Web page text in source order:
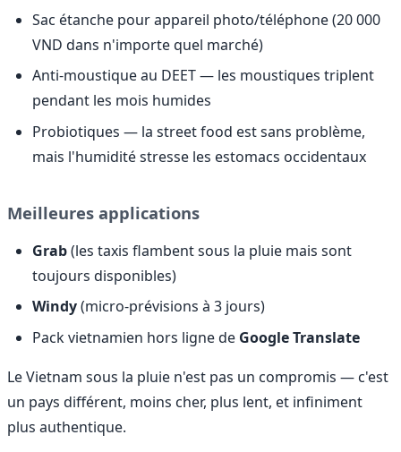
Sac étanche pour appareil photo/téléphone (20 000
VND dans n'importe quel marché)
Anti-moustique au DEET — les moustiques triplent
pendant les mois humides
Probiotiques — la street food est sans problème,
mais l'humidité stresse les estomacs occidentaux
Meilleures applications
Grab(les taxis flambent sous la pluie mais sont
toujours disponibles)
Windy(micro-prévisions à 3 jours)
Pack vietnamien hors ligne de Google Translate
Le Vietnam sous la pluie n'est pas un compromis — c'est
un pays différent, moins cher, plus lent, et infiniment
plus authentique.